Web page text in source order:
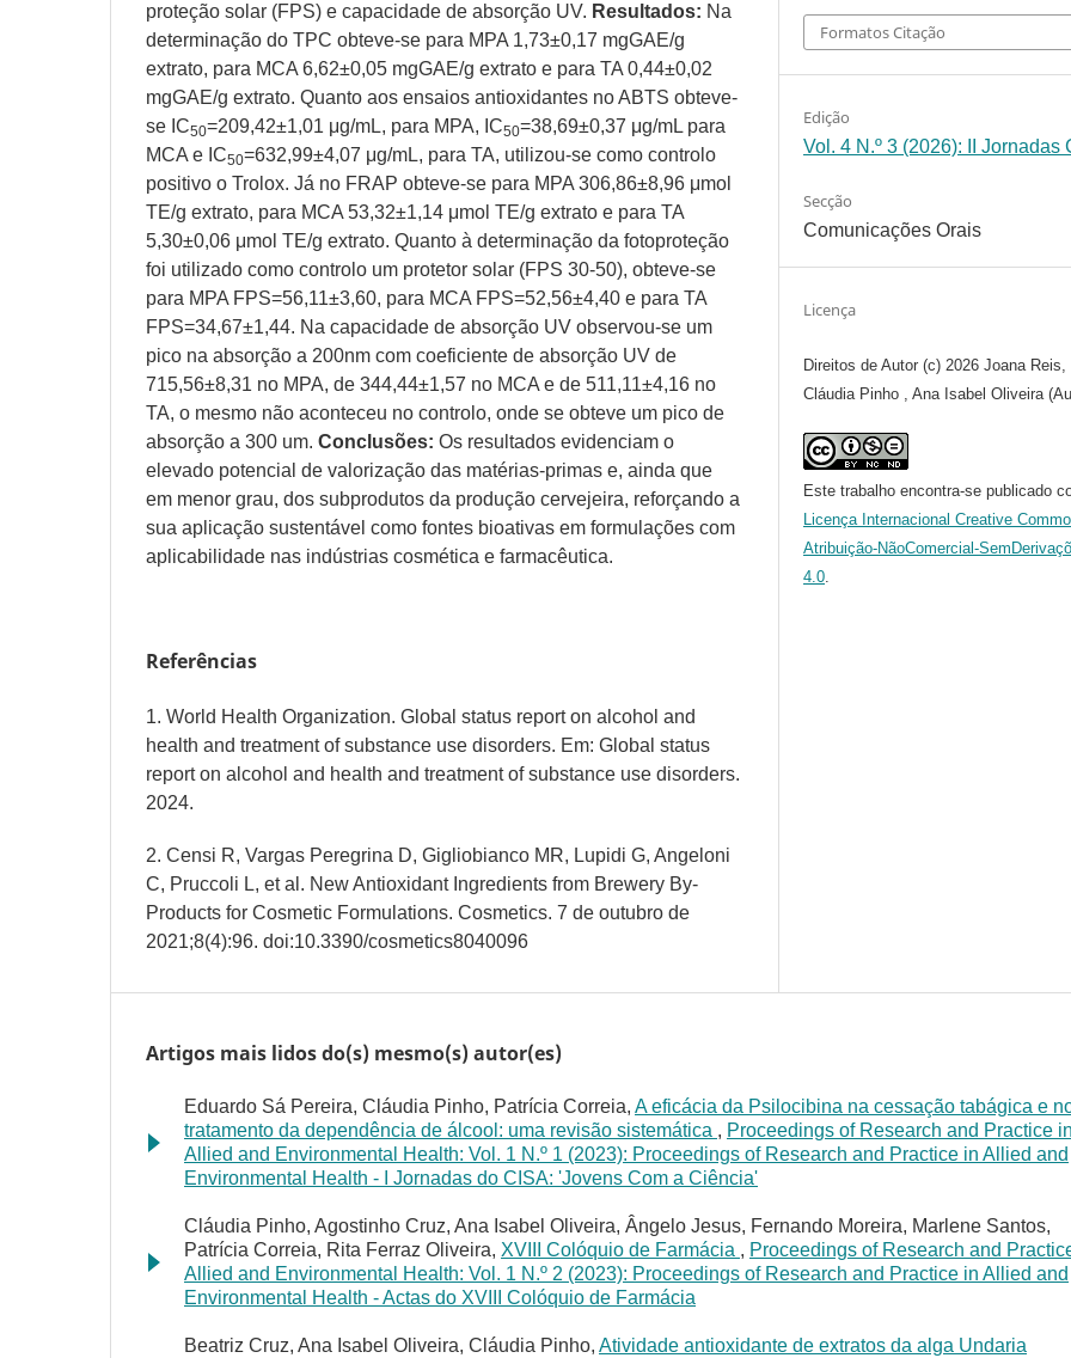
proteção solar (FPS) e capacidade de absorção UV. Resultados: Na
determinação do TPC obteve-se para MPA 1,73±0,17 mgGAE/g
extrato, para MCA 6,62±0,05 mgGAE/g extrato e para TA 0,44±0,02
mgGAE/g extrato. Quanto aos ensaios antioxidantes no ABTS obteve-
se IC50=209,42±1,01 μg/mL, para MPA, IC50=38,69±0,37 μg/mL para
MCA e IC50=632,99±4,07 μg/mL, para TA, utilizou-se como controlo
positivo o Trolox. Já no FRAP obteve-se para MPA 306,86±8,96 μmol
TE/g extrato, para MCA 53,32±1,14 μmol TE/g extrato e para TA
5,30±0,06 μmol TE/g extrato. Quanto à determinação da fotoproteção
foi utilizado como controlo um protetor solar (FPS 30-50), obteve-se
para MPA FPS=56,11±3,60, para MCA FPS=52,56±4,40 e para TA
FPS=34,67±1,44. Na capacidade de absorção UV observou-se um
pico na absorção a 200nm com coeficiente de absorção UV de
715,56±8,31 no MPA, de 344,44±1,57 no MCA e de 511,11±4,16 no
TA, o mesmo não aconteceu no controlo, onde se obteve um pico de
absorção a 300 um. Conclusões: Os resultados evidenciam o
elevado potencial de valorização das matérias-primas e, ainda que
em menor grau, dos subprodutos da produção cervejeira, reforçando a
sua aplicação sustentável como fontes bioativas em formulações com
aplicabilidade nas indústrias cosmética e farmacêutica.
Referências
1. World Health Organization. Global status report on alcohol and
health and treatment of substance use disorders. Em: Global status
report on alcohol and health and treatment of substance use disorders.
2024.
2. Censi R, Vargas Peregrina D, Gigliobianco MR, Lupidi G, Angeloni
C, Pruccoli L, et al. New Antioxidant Ingredients from Brewery By-
Products for Cosmetic Formulations. Cosmetics. 7 de outubro de
2021;8(4):96. doi:10.3390/cosmetics8040096
Formatos Citação
Edição
Vol. 4 N.º 3 (2026): II Jornadas
Secção
Comunicações Orais
Licença
Direitos de Autor (c) 2026 Joana Reis,
Cláudia Pinho , Ana Isabel Oliveira
Este trabalho encontra-se publicado
Licença Internacional Creative
Atribuição-NãoComercial-
4.0
Artigos mais lidos do(s) mesmo(s) autor(es)
Eduardo Sá Pereira, Cláudia Pinho, Patrícia Correia, A eficácia da Psilocibina na cessação tabágica e
tratamento da dependência de álcool: uma revisão sistemática , Proceedings of Research and Practice in
Allied and Environmental Health: Vol. 1 N.º 1 (2023): Proceedings of Research and Practice in Allied and
Environmental Health - I Jornadas do CISA: 'Jovens Com a Ciência'
Cláudia Pinho, Agostinho Cruz, Ana Isabel Oliveira, Ângelo Jesus, Fernando Moreira, Marlene Santos,
Patrícia Correia, Rita Ferraz Oliveira, XVIII Colóquio de Farmácia , Proceedings of Research and
Allied and Environmental Health: Vol. 1 N.º 2 (2023): Proceedings of Research and Practice in Allied and
Environmental Health - Actas do XVIII Colóquio de Farmácia
Beatriz Cruz, Ana Isabel Oliveira, Cláudia Pinho, Atividade antioxidante de extratos da alga Undaria